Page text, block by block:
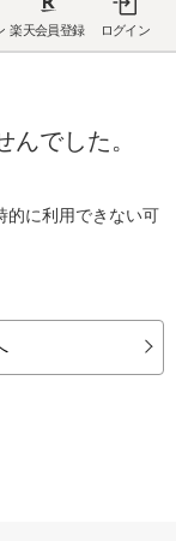
楽天会員登録 ログイン
でした。
的に利用できない可